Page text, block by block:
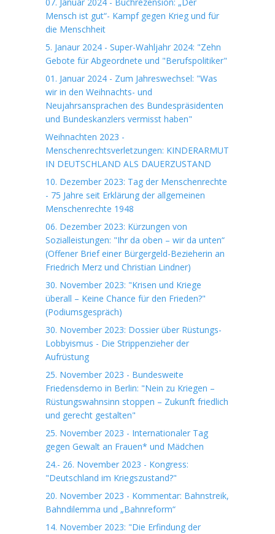
Mensch ist gut“- Kampf gegen Krieg und für
die Menschheit
5. Janaur 2024 - Super-Wahljahr 2024: "Zehn
Gebote für Abgeordnete und "Berufspolitiker"
01. Januar 2024 - Zum Jahreswechsel: "Was
wir in den Weihnachts- und
Neujahrsansprachen des Bundespräsidenten
und Bundeskanzlers vermisst haben"
Weihnachten 2023 -
Menschenrechtsverletzungen: KINDERARMUT
IN DEUTSCHLAND ALS DAUERZUSTAND
10. Dezember 2023: Tag der Menschenrechte
- 75 Jahre seit Erklärung der allgemeinen
Menschenrechte 1948
06. Dezember 2023: Kürzungen von
Sozialleistungen: "Ihr da oben – wir da unten“
(Offener Brief einer Bürgergeld-Bezieherin an
Friedrich Merz und Christian Lindner)
30. November 2023: "Krisen und Kriege
überall – Keine Chance für den Frieden?"
(Podiumsgespräch)
30. November 2023: Dossier über Rüstungs-
Lobbyismus - Die Strippenzieher der
Aufrüstung
25. November 2023 - Bundesweite
Friedensdemo in Berlin: "Nein zu Kriegen –
Rüstungswahnsinn stoppen – Zukunft friedlich
und gerecht gestalten"
25. November 2023 - Internationaler Tag
gegen Gewalt an Frauen* und Mädchen
24.- 26. November 2023 - Kongress:
"Deutschland im Kriegszustand?"
20. November 2023 - Kommentar: Bahnstreik,
Bahndilemma und „Bahnreform“
14. November 2023: "Die Erfindung der